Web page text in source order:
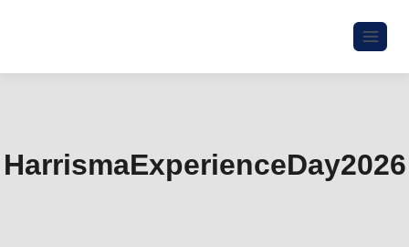
HarrismaExperienceDay2026